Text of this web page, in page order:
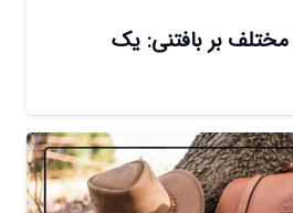
بر بافتنی: یک